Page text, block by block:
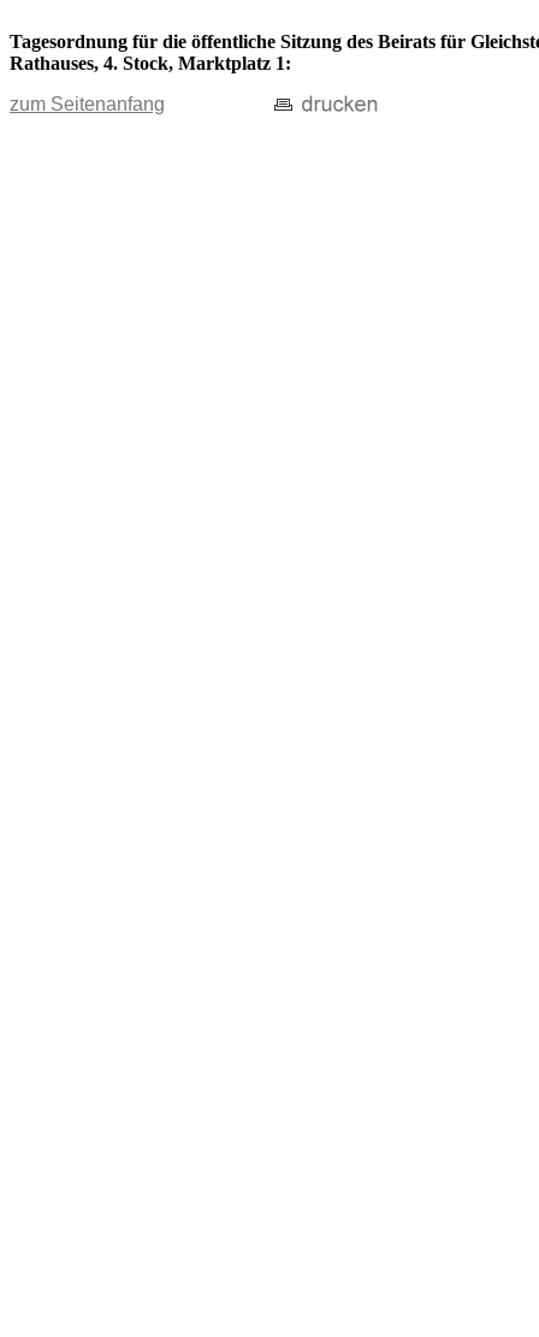
Tagesordnung für die öffentliche Sitzung des Beirats für
Rathauses, 4. Stock, Marktplatz 1:
zum Seitenanfang